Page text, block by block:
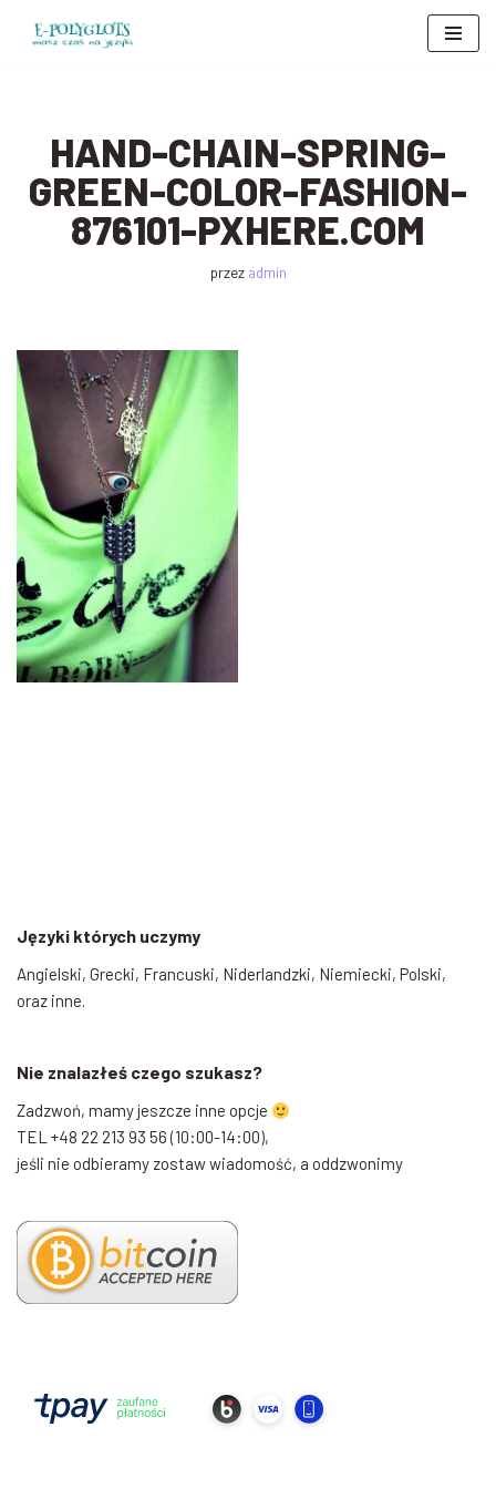
HAND-CHAIN-SPRING-
GREEN-COLOR-FASHION-
876101-PXHERE.COM
przez admin
Języki których uczymy
Angielski, Grecki, Francuski, Niderlandzki, Niemiecki, Polski,
oraz inne.
Nie znalazłeś czego szukasz?
Zadzwoń, mamy jeszcze inne opcje
TEL +48 22 213 93 56 (10:00-14:00),
jeśli nie odbieramy zostaw wiadomość, a oddzwonimy